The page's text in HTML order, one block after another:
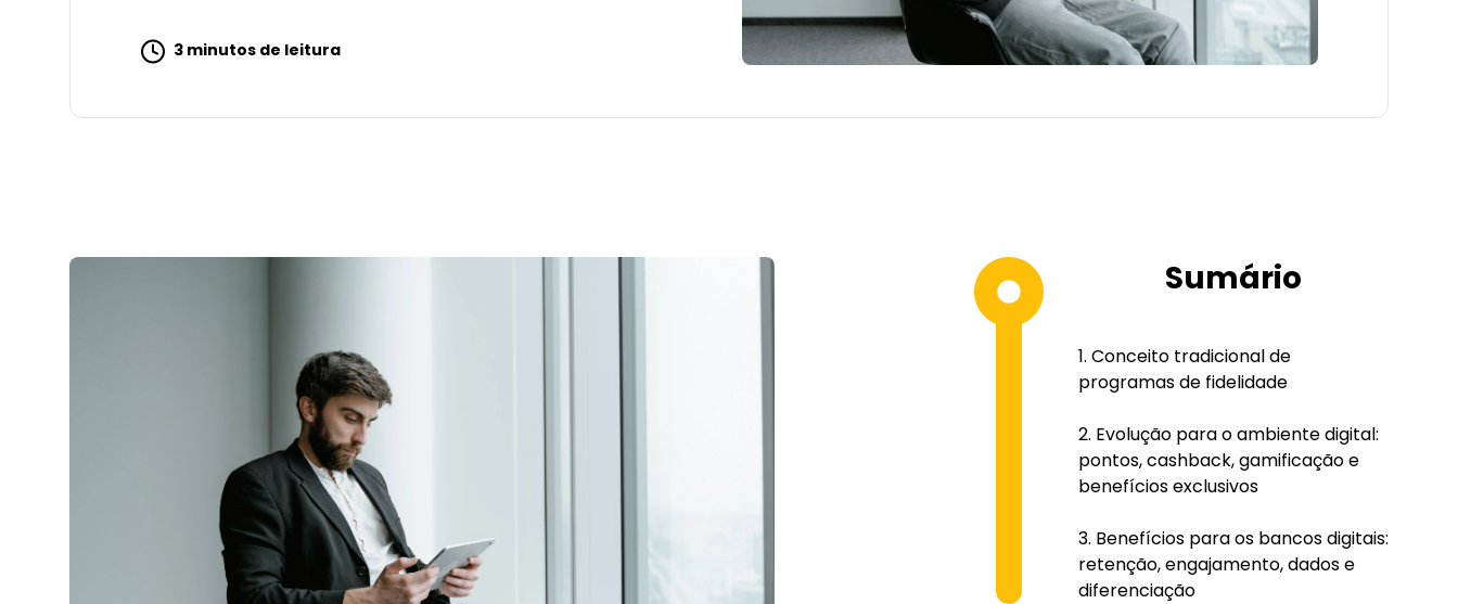
3 minutos de leitura
Sumário
Conceito tradicional de
programas de fidelidade
Evolução para o ambiente digital:
pontos, cashback, gamificação e
benefícios exclusivos
Benefícios para os bancos digitais:
retenção, engajamento, dados e
diferenciação